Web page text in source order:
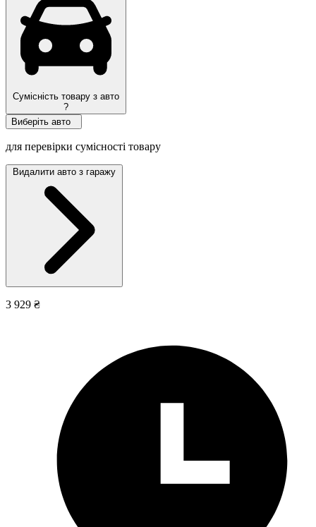
Сумісність товару з авто
?
Виберіть авто
для перевірки сумісності товару
Видалити авто з гаражу
3 929 ₴